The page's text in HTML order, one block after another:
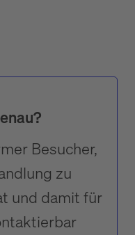
Besucher,
zu
und damit für